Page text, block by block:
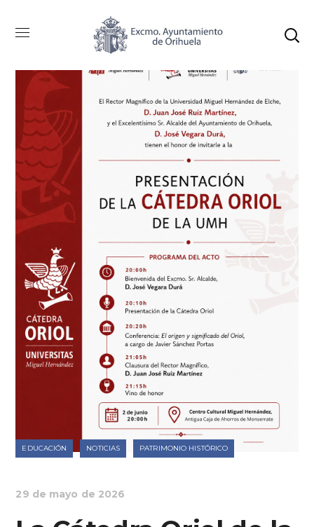
EDUCACIÓN NOTICIAS PATRIMONIO HISTÓRICO
29 de mayo de 2026